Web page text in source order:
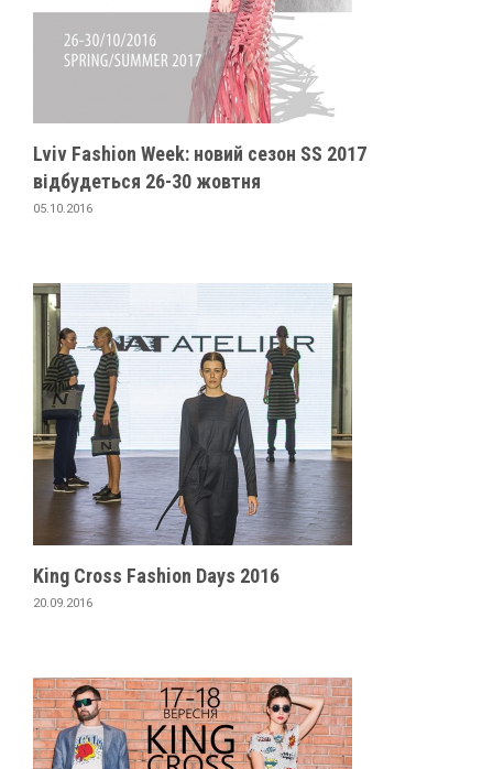
Lviv Fashion Week: новий сезон SS 2017
відбудеться 26-30 жовтня
05.10.2016
King Cross Fashion Days 2016
20.09.2016